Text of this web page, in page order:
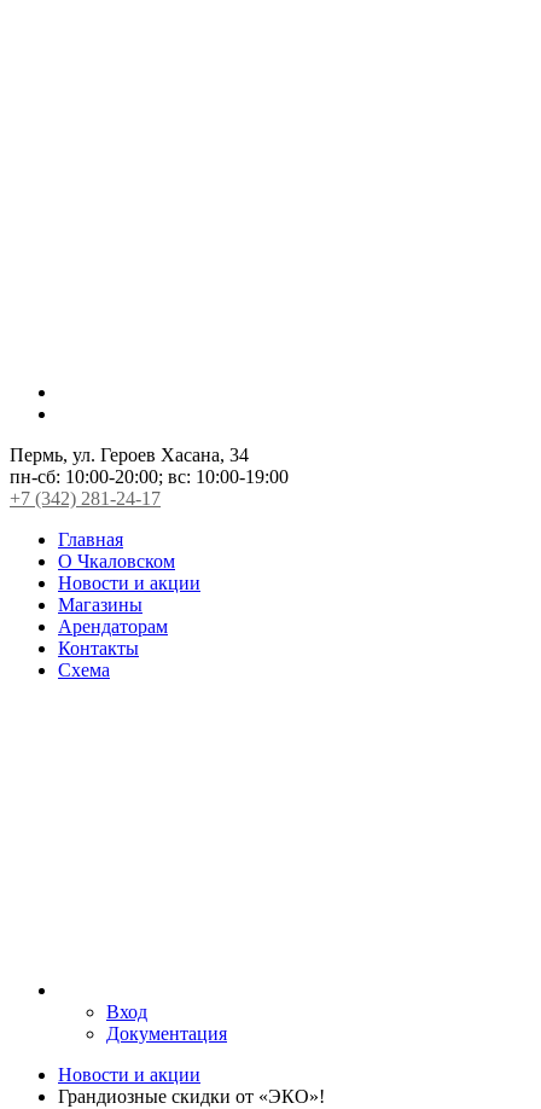
Пермь, ул. Героев Хасана, 34
пн-сб: 10:00-20:00; вс: 10:00-19:00
+7 (342) 281-24-17
Главная
О Чкаловском
Новости и акции
Магазины
Арендаторам
Контакты
Схема
Вход
Документация
Новости и акции
Грандиозные скидки от «ЭКО»!